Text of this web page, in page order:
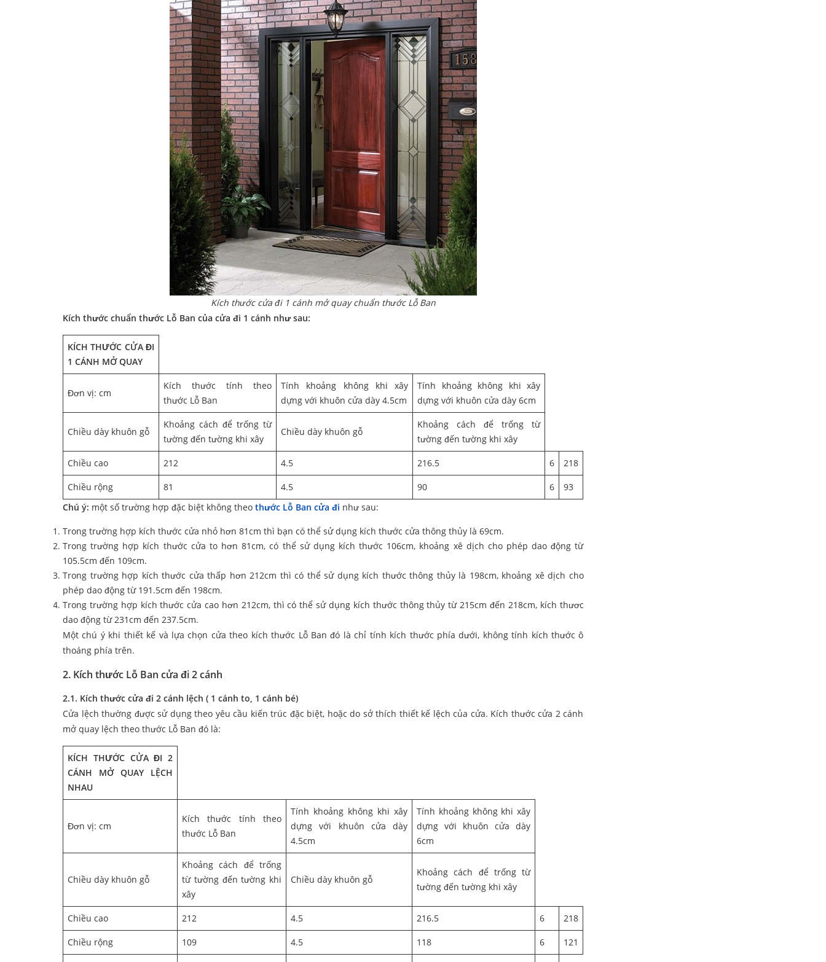
Kích thước cửa đi 1 cánh mở quay chuẩn thước Lỗ Ban
Kích thước chuẩn thước Lỗ Ban của cửa đi 1 cánh như sau:
KÍCH THƯỚC CỬA ĐI
1 CÁNH MỞ QUAY
Đơn vị: cm
Kích thước tính theo
thước Lỗ Ban
Tính khoảng không khi xây
dựng với khuôn cửa dày 4.5cm
Tính khoảng không khi xây
dựng với khuôn cửa dày 6cm
Chiều dày khuôn gỗ
Khoảng cách để trống từ
tường đến tường khi xây
Chiều dày khuôn gỗ
Khoảng cách để trống từ
tường đến tường khi xây
Chiều cao 212 4.5 216.5 6 218
Chiều rộng 81 4.5 90 6
93
Chú ý: một số trường hợp đặc biệt không theo thước Lỗ Ban cửa đi như sau:
Trong trường hợp kích thước cửa nhỏ hơn 81cm thì bạn có thể sử dụng kích thước cửa thông thủy là 69cm.
Trong trường hợp kích thước cửa to hơn 81cm, có thể sử dụng kích thước 106cm, khoảng xê dịch cho phép dao động từ
105.5cm đến 109cm.
Trong trường hợp kích thước cửa thấp hơn 212cm thì có thể sử dụng kích thước thông thủy là 198cm, khoảng xê dịch cho
phép dao động từ 191.5cm đến 198cm.
Trong trường hợp kích thước cửa cao hơn 212cm, thì có thể sử dụng kích thước thông thủy từ 215cm đến 218cm, kích thươc
dao động từ 231cm đến 237.5cm.
Một chú ý khi thiết kế và lựa chọn cửa theo kích thước Lỗ Ban đó là chỉ tính kích thước phía dưới, không tính kích thước ô
thoáng phía trên.
2. Kích thước Lỗ Ban cửa đi 2 cánh
2.1. Kích thước cửa đi 2 cánh lệch ( 1 cánh to, 1 cánh bé)
Cửa lệch thường được sử dụng theo yêu cầu kiến trúc đặc biệt, hoặc do sở thích thiết kế lệch của cửa. Kích thước cửa 2 cánh
mở quay lệch theo thước Lỗ Ban đó là:
KÍCH THƯỚC CỬA ĐI 2
CÁNH MỞ QUAY LỆCH
NHAU
Đơn vị: cm
Kích thước tính theo
thước Lỗ Ban
Tính khoảng không khi xây
dựng với khuôn cửa dày
4.5cm
Tính khoảng không khi xây
dựng với khuôn cửa dày
6cm
Chiều dày khuôn gỗ
Khoảng cách để trống
từ tường đến tường khi
xây
Chiều dày khuôn gỗ
Khoảng cách để trống từ
tường đến tường khi xây
Chiều cao 212 4.5 216.5 6 218
Chiều rộng 109 4.5 118 6 121